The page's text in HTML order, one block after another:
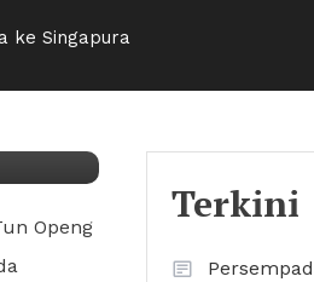
ke Singapura
Openg
Terkini